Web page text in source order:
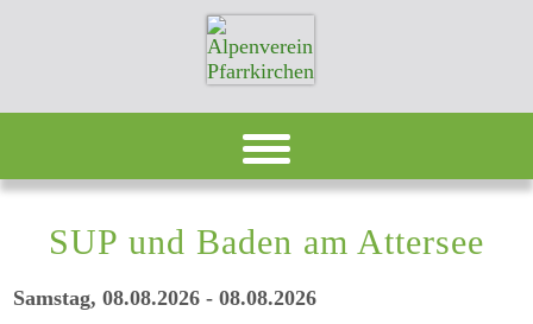
SUP und Baden am Attersee
Samstag, 08.08.2026 - 08.08.2026